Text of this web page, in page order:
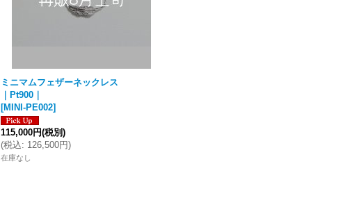
ミニマムフェザーネックレス
｜Pt900｜
[MINI-PE002]
115,000円(税別)
(税込: 126,500円)
在庫なし